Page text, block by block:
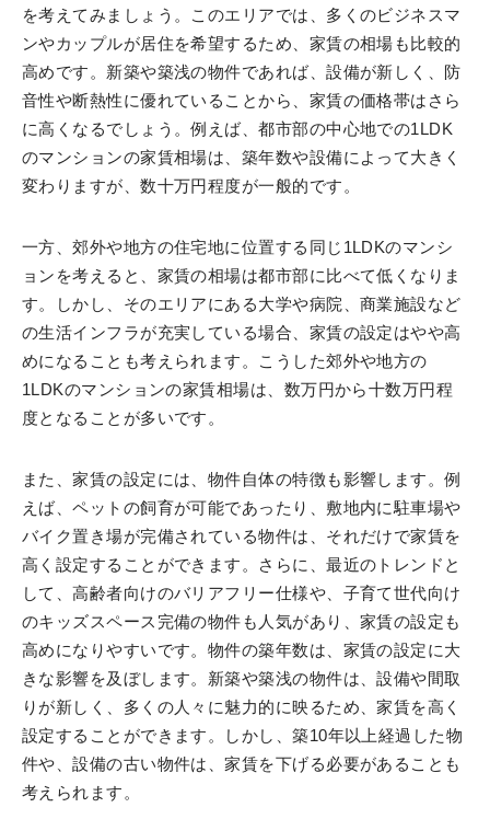
を考えてみましょう。このエリアでは、多くのビジネスマ
ンやカップルが居住を希望するため、家賃の相場も比較的
高めです。新築や築浅の物件であれば、設備が新しく、防
音性や断熱性に優れていることから、家賃の価格帯はさら
に高くなるでしょう。例えば、都市部の中心地での1LDK
のマンションの家賃相場は、築年数や設備によって大きく
変わりますが、数十万円程度が一般的です。
一方、郊外や地方の住宅地に位置する同じ1LDKのマンシ
ョンを考えると、家賃の相場は都市部に比べて低くなりま
す。しかし、そのエリアにある大学や病院、商業施設など
の生活インフラが充実している場合、家賃の設定はやや高
めになることも考えられます。こうした郊外や地方の
1LDKのマンションの家賃相場は、数万円から十数万円程
度となることが多いです。
また、家賃の設定には、物件自体の特徴も影響します。例
えば、ペットの飼育が可能であったり、敷地内に駐車場や
バイク置き場が完備されている物件は、それだけで家賃を
高く設定することができます。さらに、最近のトレンドと
して、高齢者向けのバリアフリー仕様や、子育て世代向け
のキッズスペース完備の物件も人気があり、家賃の設定も
高めになりやすいです。物件の築年数は、家賃の設定に大
きな影響を及ぼします。新築や築浅の物件は、設備や間取
りが新しく、多くの人々に魅力的に映るため、家賃を高く
設定することができます。しかし、築10年以上経過した物
件や、設備の古い物件は、家賃を下げる必要があることも
考えられます。